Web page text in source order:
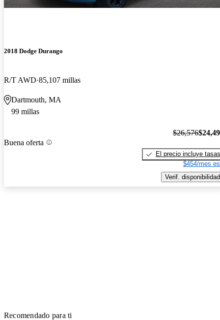
2018 Dodge Durango
R/T AWD 85,107 millas
Dartmouth, MA
99 millas
Buena oferta
$26,576
El precio incluye tasas
$454/mes
Verif. disponibilidad
Recomendado para ti